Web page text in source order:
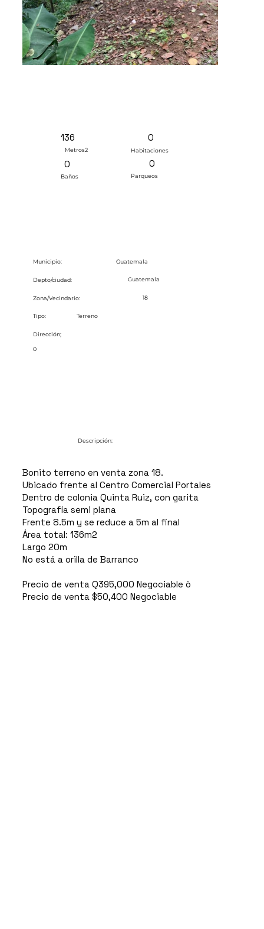
136
Metros2
0
Habitaciones
0
Baños
0
Parqueos
Municipio: Guatemala
Depto/ciudad: Guatemala
Zona/Vecindario: 18
Tipo: Terreno
Dirección;
0
Descripción:
Bonito terreno en venta zona 18.
Ubicado frente al Centro Comercial Portales
Dentro de colonia Quinta Ruiz, con garita
Topografía semi plana
Frente 8.5m y se reduce a 5m al final
Área total: 136m2
Largo 20m
No está a orilla de Barranco
Precio de venta Q395,000 Negociable ò
Precio de venta $50,400 Negociable